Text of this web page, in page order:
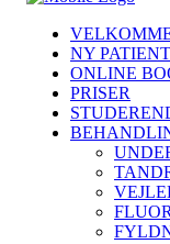
NY PATIENT
ONLINE
PRISER